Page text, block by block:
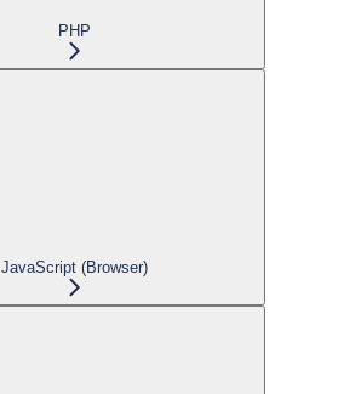
PHP
JavaScript (Browser)